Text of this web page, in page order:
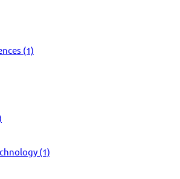
(1)
(1)